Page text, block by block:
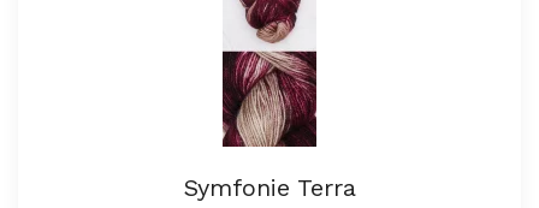
Symfonie Terra